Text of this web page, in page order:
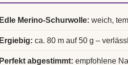
Edle Merino-Schurwolle: weich,
Ergiebig: ca. 80 m auf 50 g –
Perfekt abgestimmt: empfohlene